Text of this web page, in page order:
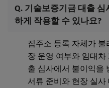
Q. 기술보증기금 대출
하게 작용할 수 있나요?
집주소 등록 자체가
장 운영 여부와 임대
출 심사에서 불이익을
서류 준비와 현장 실